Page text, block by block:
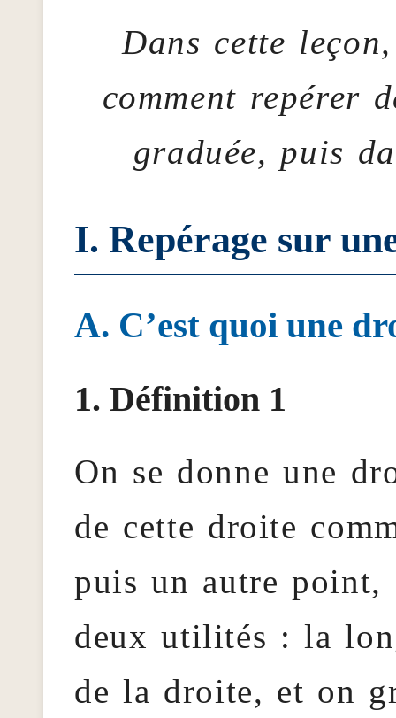
Dans cette
comment repérer
graduée, puis
Repérage sur
C’est quoi une
Définition 1
On se donne une
de cette droite
puis un autre
deux utilités : la
de la droite, et on